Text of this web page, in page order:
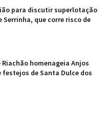
para discutir superlotação
Serrinha, que corre risco de
homenageia Anjos
de Santa Dulce dos